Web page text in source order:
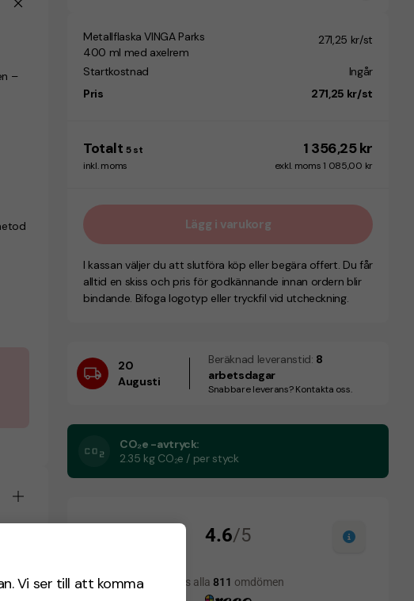
Vi ser till att komma
–
Metallflaska VINGA Parks
400 ml med axelrem
271,25 kr/st
Startkostnad
Ingår
Pris
271,25 kr/st
Totalt 5 st 1 356,25 kr
inkl. moms exkl. moms 1 085,00 kr
Lägg i varukorg
I kassan väljer du att slutföra köp eller begära offert. Du får
alltid en skiss och pris för godkännande innan ordern blir
bindande. Bifoga logotyp eller tryckfil vid utcheckning.
20
Augusti
Beräknad leveranstid: 8
arbetsdagar
Snabbare leverans? Kontakta oss.
CO₂e -avtryck:
2.35 kg CO₂e / per styck